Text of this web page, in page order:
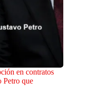
en contratos
Petro que